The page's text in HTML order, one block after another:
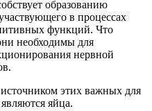
образованию
в процессах
функций. Что
необходимы для
нервной
этих важных для
яйца.